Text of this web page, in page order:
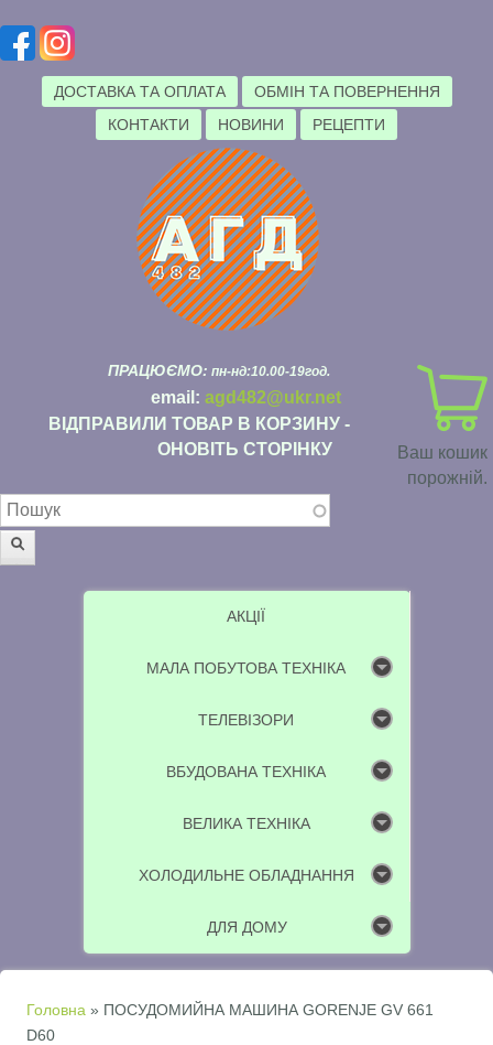
ДОСТАВКА ТА ОПЛАТА
ОБМІН ТА ПОВЕРНЕННЯ
КОНТАКТИ
НОВИНИ РЕЦЕПТИ
Ваш кошик
порожній.
ПРАЦЮЄМО: пн-нд:10.00-19год.
email: agd482@ukr.net
ВІДПРАВИЛИ ТОВАР В КОРЗИНУ -
ОНОВІТЬ СТОРІНКУ
Пошукова форма
АКЦІЇ
МАЛА ПОБУТОВА ТЕХНІКА
ТЕЛЕВІЗОРИ
ВБУДОВАНА ТЕХНІКА
ВЕЛИКА ТЕХНІКА
ХОЛОДИЛЬНЕ ОБЛАДНАННЯ
ДЛЯ ДОМУ
Ви є тут
Головна » ПОСУДОМИЙНА МАШИНА GORENJE GV 661
D60